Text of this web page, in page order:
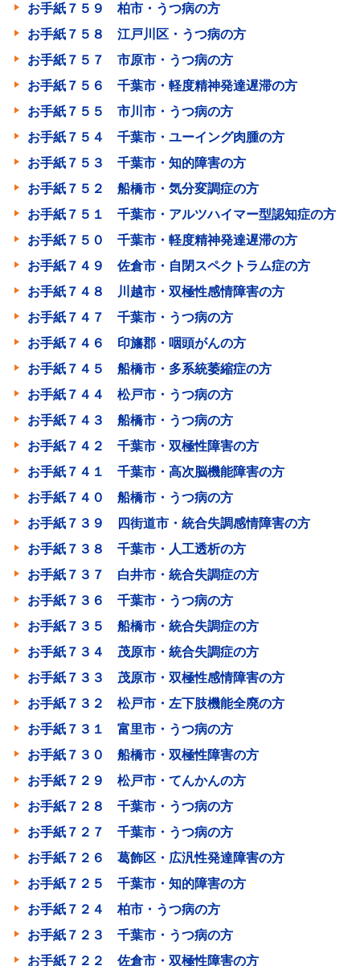
お手紙７５９ 柏市・うつ病の方
お手紙７５８ 江戸川区・うつ病の方
お手紙７５７ 市原市・うつ病の方
お手紙７５６ 千葉市・軽度精神発達遅滞の方
お手紙７５５ 市川市・うつ病の方
お手紙７５４ 千葉市・ユーイング肉腫の方
お手紙７５３ 千葉市・知的障害の方
お手紙７５２ 船橋市・気分変調症の方
お手紙７５１ 千葉市・アルツハイマー型認知症の方
お手紙７５０ 千葉市・軽度精神発達遅滞の方
お手紙７４９ 佐倉市・自閉スペクトラム症の方
お手紙７４８ 川越市・双極性感情障害の方
お手紙７４７ 千葉市・うつ病の方
お手紙７４６ 印旛郡・咽頭がんの方
お手紙７４５ 船橋市・多系統萎縮症の方
お手紙７４４ 松戸市・うつ病の方
お手紙７４３ 船橋市・うつ病の方
お手紙７４２ 千葉市・双極性障害の方
お手紙７４１ 千葉市・高次脳機能障害の方
お手紙７４０ 船橋市・うつ病の方
お手紙７３９ 四街道市・統合失調感情障害の方
お手紙７３８ 千葉市・人工透析の方
お手紙７３７ 白井市・統合失調症の方
お手紙７３６ 千葉市・うつ病の方
お手紙７３５ 船橋市・統合失調症の方
お手紙７３４ 茂原市・統合失調症の方
お手紙７３３ 茂原市・双極性感情障害の方
お手紙７３２ 松戸市・左下肢機能全廃の方
お手紙７３１ 富里市・うつ病の方
お手紙７３０ 船橋市・双極性障害の方
お手紙７２９ 松戸市・てんかんの方
お手紙７２８ 千葉市・うつ病の方
お手紙７２７ 千葉市・うつ病の方
お手紙７２６ 葛飾区・広汎性発達障害の方
お手紙７２５ 千葉市・知的障害の方
お手紙７２４ 柏市・うつ病の方
お手紙７２３ 千葉市・うつ病の方
お手紙７２２ 佐倉市・双極性障害の方